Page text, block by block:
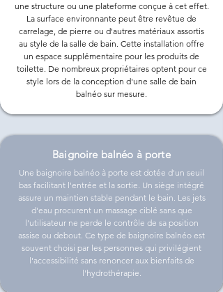
une structure ou une plateforme conçue à cet effet.
La surface environnante peut être revêtue de
carrelage, de pierre ou d'autres matériaux assortis
au style de la salle de bain. Cette installation offre
un espace supplémentaire pour les produits de
toilette. De nombreux propriétaires optent pour ce
style lors de la conception d'une salle de bain
balnéo sur mesure.
Baignoire balnéo à porte
Une baignoire balnéo à porte est dotée d'un seuil
bas facilitant l'entrée et la sortie. Un siège intégré
assure un maintien stable pendant le bain. Les jets
d'eau procurent un massage ciblé sans que
l'utilisateur ne perde le contrôle de sa position
assise ou debout. Ce type de baignoire balnéo est
souvent choisi par les personnes qui privilégient
l'accessibilité sans renoncer aux bienfaits de
l'hydrothérapie.